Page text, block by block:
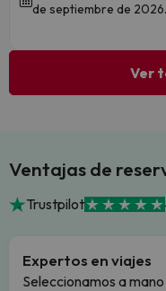
de septiembre de 2026.
Ver
Ventajas de
Trustpilot
Expertos en viajes
Seleccionamos a mano